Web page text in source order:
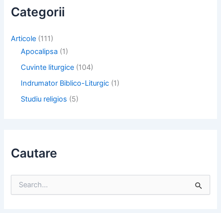
Categorii
Articole (111)
Apocalipsa (1)
Cuvinte liturgice (104)
Indrumator Biblico-Liturgic (1)
Studiu religios (5)
Cautare